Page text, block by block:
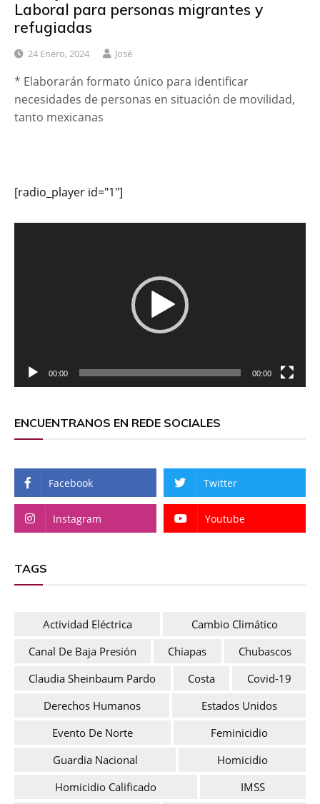
Laboral para personas migrantes y
refugiadas
24 Enero, 2024 José
* Elaborarán formato único para identificar
necesidades de personas en situación de movilidad,
tanto mexicanas
[radio_player id="1"]
00:00 00:00
ENCUENTRANOS EN REDE SOCIALES
Facebook Twitter
Instagram Youtube
TAGS
Actividad Eléctrica
Cambio Climático
Canal De Baja Presión
Chiapas
Chubascos
Claudia Sheinbaum Pardo
Costa
Covid-19
Derechos Humanos
Estados Unidos
Evento De Norte
Feminicidio
Guardia Nacional
Homicidio
Homicidio Calificado
IMSS